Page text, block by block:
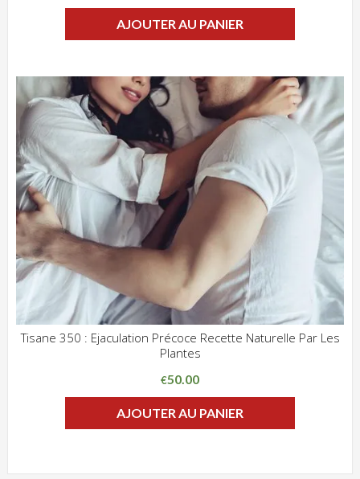
AJOUTER AU PANIER
Tisane 350 : Ejaculation Précoce Recette Naturelle Par Les
Plantes
€50.00
AJOUTER AU PANIER